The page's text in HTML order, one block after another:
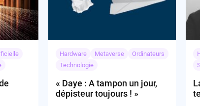
Hardware Metaverse
Ordinateurs
Technologie
« Daye : A tampon un jour,
dépisteur toujours ! »